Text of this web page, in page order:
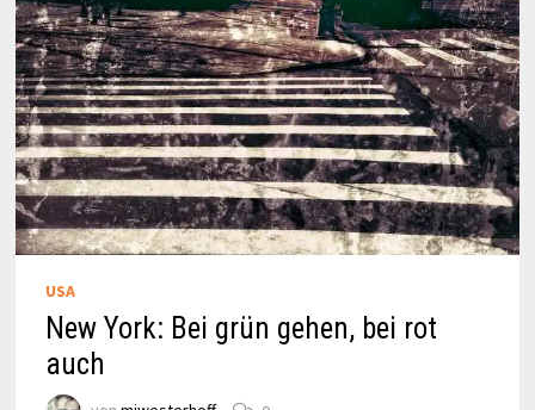
USA
New York: Bei grün gehen, bei rot
auch